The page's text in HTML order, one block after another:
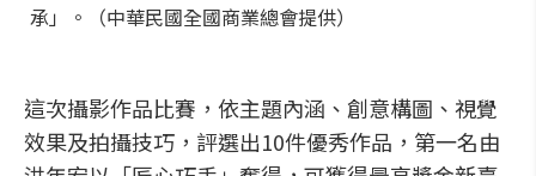
承」。（中華民國全國商業總會提供）
這次攝影作品比賽，依主題內涵、創意構圖、視覺
效果及拍攝技巧，評選出10件優秀作品，第一名由